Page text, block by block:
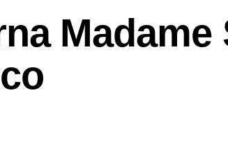
Madame